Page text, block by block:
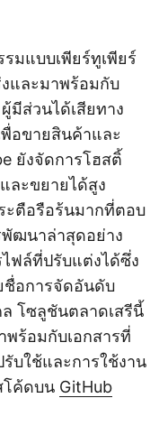
มแบบเพียร์ทูเพียร์
และมาพร้อมกับ
มีส่วนได้เสียทาง
อขายสินค้าและ
ยังจัดการโฮสติ้
ละขยายได้สูง
ตือรือร้นมากที่ตอบ
ฒนาล่าสุดอย่าง
ฟล์ที่ปรับแต่งได้ซึ่ง
ชื่อการจัดอันดับ
โซลูชันตลาดเสรีนี้
พร้อมกับเอกสารที่
บใช้และการใช้งาน
ค้ดบน GitHub